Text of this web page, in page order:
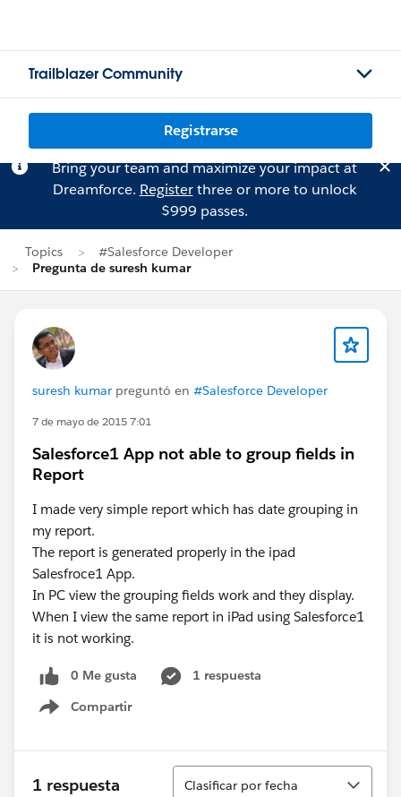
Trailblazer Community
Registrarse
Bring your team and maximize your impact at
Dreamforce. Registerthree or more to unlock
$999 passes.
Topics
#Salesforce Developer
Pregunta de suresh kumar
suresh kumar preguntó en #Salesforce Developer
7 de mayo de 2015 7:01
Salesforce1 App not able to group fields in
Report
I made very simple report which has date grouping in
my report.
The report is generated properly in the ipad
Salesfroce1 App.
In PC view the grouping fields work and they display.
When I view the same report in iPad using Salesforce1
it is not working.
0 Me gusta
1 respuesta
Compartir
Show menu
1 respuesta
Ordenar
Clasificar por fecha